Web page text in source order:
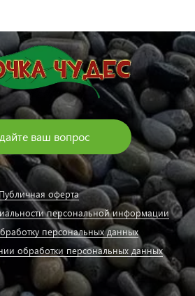
ваш вопрос
оферта
персональной информации
персональных данных
обработки персональных данных